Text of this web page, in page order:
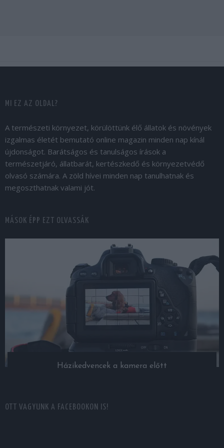
MI EZ AZ OLDAL?
A természeti környezet, körülöttünk élő állatok és növények
izgalmas életét bemutató online magazin minden nap kínál
újdonságot. Barátságos és tanulságos írások a
természetjáró, állatbarát, kertészkedő és környezetvédő
olvasó számára. A zöld hívei minden nap tanulhatnak és
megoszthatnak valami jót.
MÁSOK ÉPP EZT OLVASSÁK
Házikedvencek a kamera előtt
OTT VAGYUNK A FACEBOOKON IS!